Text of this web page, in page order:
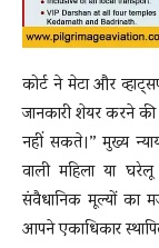
कोर्ट ने मेटा और
जानकारी शेयर करने
नहीं सकते।” मुख्य
वाली महिला या
संवैधानिक मूल्यों का
आपने एकाधिकार